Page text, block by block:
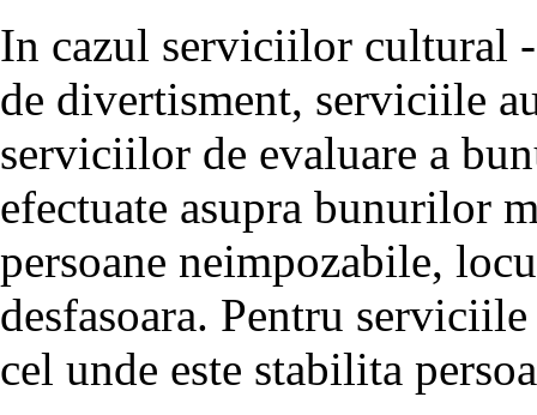
In cazul serviciilor cultural
de divertisment, serviciile
serviciilor de evaluare a
efectuate asupra bunurilor
persoane neimpozabile,
desfasoara. Pentru
cel unde este stabilita